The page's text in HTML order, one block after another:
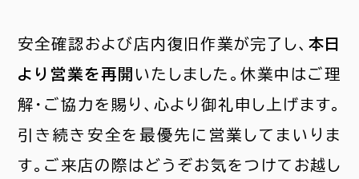
安全確認および店内復旧作業が完了し、 本日
より営業を再開 いたしました。休業中はご理
解・ご協力を賜り、心より御礼申し上げます。
引き続き安全を最優先に営業してまいりま
す。ご来店の際はどうぞお気をつけてお越し